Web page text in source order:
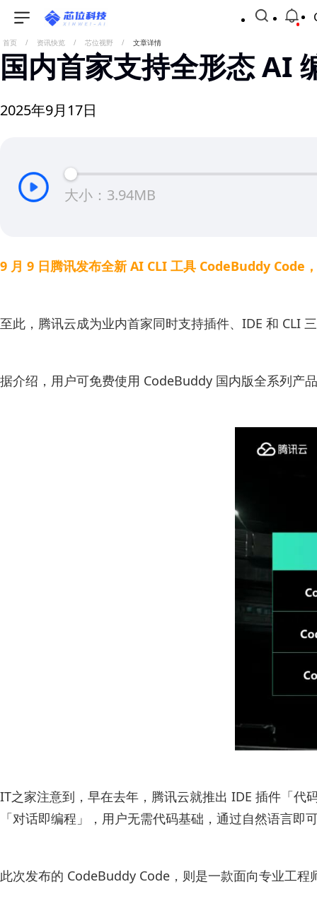
首页 / 资讯快览 / 芯位视野 / 文章详情
国内首家支持全形态 AI
2025年9月17日
大小：3.94MB
9 月 9 日腾讯发布全新 AI CLI 工具 CodeBuddy Code
至此，腾讯云成为业内首家同时支持插件、IDE 和 CLI
据介绍，用户可免费使用 CodeBuddy 国内版全系列产
IT之家注意到，早在去年，腾讯云就推出 IDE 插件「
「对话即编程」，用户无需代码基础，通过自然语言即
此次发布的 CodeBuddy Code，则是一款面向专业工